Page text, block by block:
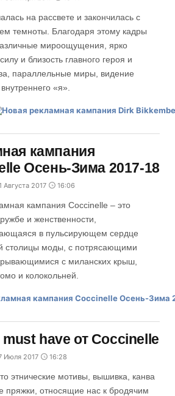
на рассвете и закончилась с
темноты. Благодаря этому кадры
мироощущения, ярко
и близость главного героя и
параллельные миры, видение
«я».
кампания
Осень-Зима 2017-18
Августа 2017 16:06
кампания Coccinelle – это
и женственности,
в пульсирующем сердце
столицы моды, с потрясающими
с миланских крыш,
и колокольней.
have от Coccinelle
Июля 2017 16:28
этнические мотивы, вышивка, канва
пряжки, относящие нас к бродячим